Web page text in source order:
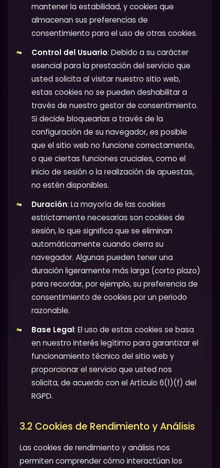
mantener la estabilidad, y cookies que
almacenan sus preferencias de
consentimiento para el uso de otras cookies.
Control del Usuario: Debido a su carácter
esencial para la prestación del servicio que
usted solicita al visitar nuestro sitio web,
estas cookies no se pueden deshabilitar a
través de nuestro gestor de consentimiento.
Si decide bloquearlas a través de la
configuración de su navegador, es posible
que el sitio web no funcione correctamente,
o que ciertas funciones cruciales, como el
inicio de sesión o la realización de apuestas,
no estén disponibles.
Duración: La mayoría de las cookies
estrictamente necesarias son cookies de
sesión, lo que significa que se eliminan
automáticamente cuando cierra su
navegador. Algunas pueden tener una
duración ligeramente más larga (corto plazo)
para recordar, por ejemplo, su preferencia de
consentimiento de cookies por un periodo
razonable.
Base Legal: El uso de estas cookies se basa
en nuestro interés legítimo para garantizar el
funcionamiento técnico del sitio web y
proporcionar el servicio que usted nos
solicita, de acuerdo con el Artículo 6(1)(f) del
RGPD.
3.2 Cookies de Rendimiento y Análisis
Las cookies de rendimiento y análisis nos
permiten comprender cómo interactúan los